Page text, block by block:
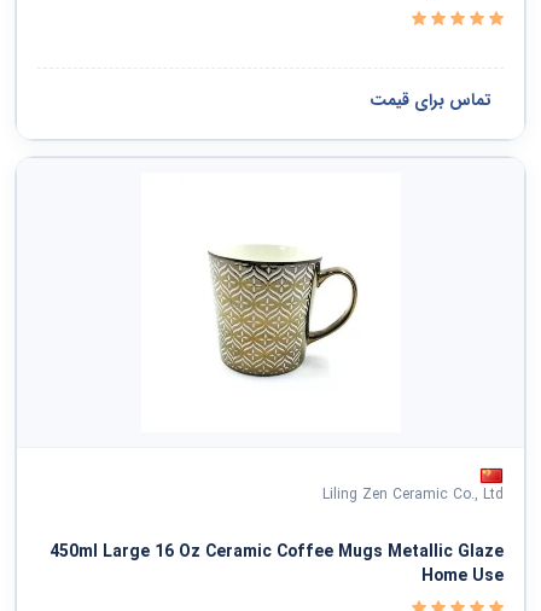
تماس برای قیمت
Liling Zen Ceramic Co., Ltd
450ml Large 16 Oz Ceramic Coffee Mugs Metallic Glaze
Home Use